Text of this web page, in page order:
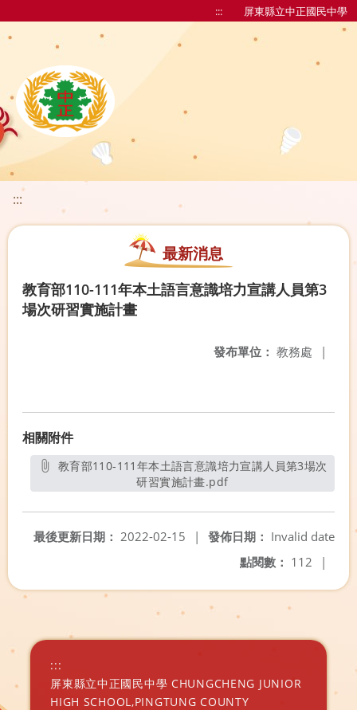
::: 屏東縣立中正國民中學
:::
最新消息
教育部110-111年本土語言意識培力宣講人員第3
場次研習實施計畫
發布單位： 教務處 |
相關附件
研習實施計畫.pdf另開新視窗
發佈日期： Invalid date
最後更新日期： 2022-02-15
|
點閱數： 112 |
:::
屏東縣立中正國民中學 CHUNGCHENG JUNIOR
HIGH SCHOOL,PINGTUNG COUNTY